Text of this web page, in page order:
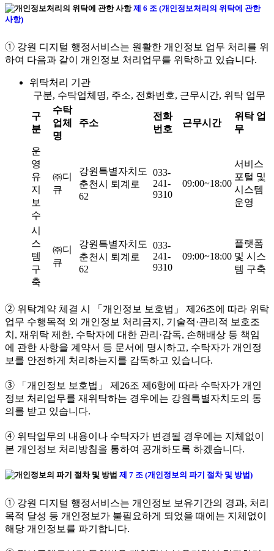
제 6 조 (개인정보처리의 위탁에 관한
사항)
➀ 강원 디지털 행정서비스는 원활한 개인정보 업무 처리를 위
하여 다음과 같이 개인정보 처리업무를 위탁하고 있습니다.
위탁처리 기관
구분, 수탁업체명, 주소, 전화번호, 근무시간, 위탁 업무
구
분
수탁
업체
명
주소
전화
번호
근무시간
위탁 업
무
운
영
유
지
보
수
㈜디
큐
강원특별자치도
춘천시 퇴계로
62
033-
241-
9310
09:00~18:00
서비스
포털 및
시스템
운영
시
스
템
구
축
㈜디
큐
강원특별자치도
춘천시 퇴계로
62
033-
241-
9310
09:00~18:00
플랫폼
및 시스
템 구축
➁ 위탁계약 체결 시 「개인정보 보호법」 제26조에 따라 위탁
업무 수행목적 외 개인정보 처리금지, 기술적·관리적 보호조
치, 재위탁 제한, 수탁자에 대한 관리·감독, 손해배상 등 책임
에 관한 사항을 계약서 등 문서에 명시하고, 수탁자가 개인정
보를 안전하게 처리하는지를 감독하고 있습니다.
➂ 「개인정보 보호법」 제26조 제6항에 따라 수탁자가 개인
정보 처리업무를 재위탁하는 경우에는 강원특별자치도의 동
의를 받고 있습니다.
➃ 위탁업무의 내용이나 수탁자가 변경될 경우에는 지체없이
본 개인정보 처리방침을 통하여 공개하도록 하겠습니다.
제 7 조 (개인정보의 파기 절차 및 방법)
➀ 강원 디지털 행정서비스는 개인정보 보유기간의 경과, 처리
목적 달성 등 개인정보가 불필요하게 되었을 때에는 지체없이
해당 개인정보를 파기합니다.